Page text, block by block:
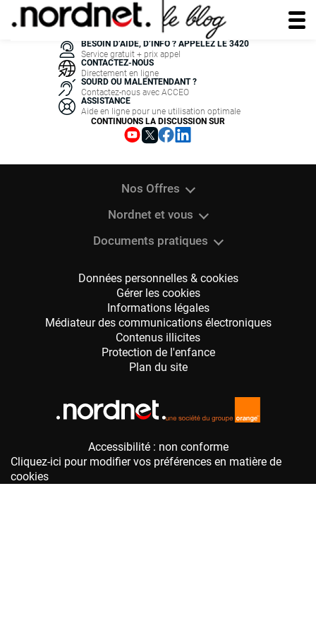
Accessibilité : non conforme
Cliquez-ici pour modifier vos préférences en matière de
cookies